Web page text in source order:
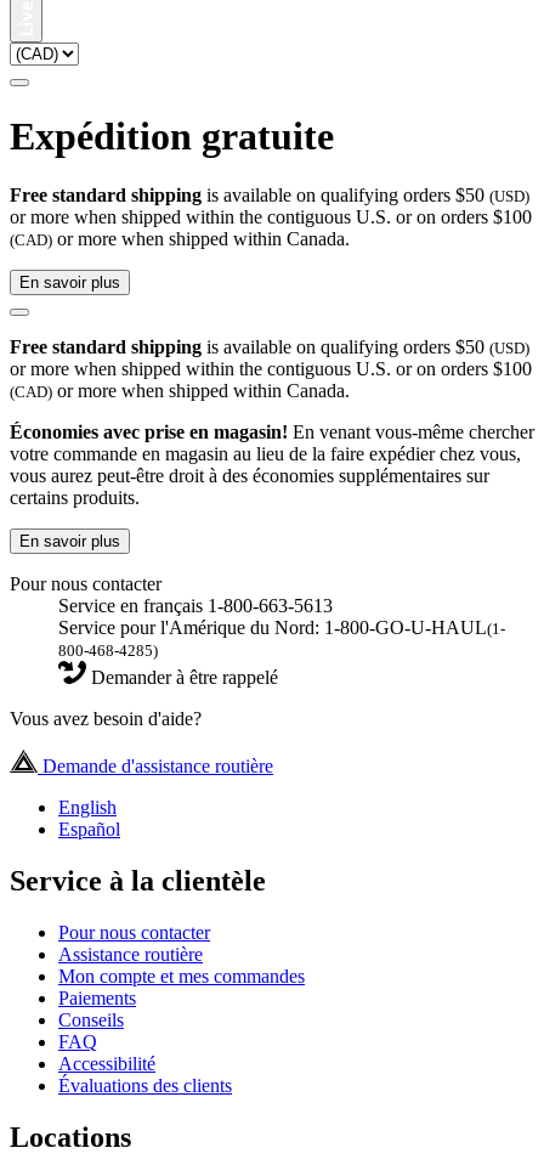
Expédition gratuite
Free standard shipping is available on qualifying orders $50 (USD)
or more when shipped within the contiguous U.S. or on orders $100
(CAD) or more when shipped within Canada.
En savoir plus
Free standard shipping is available on qualifying orders $50 (USD)
or more when shipped within the contiguous U.S. or on orders $100
(CAD) or more when shipped within Canada.
Économies avec prise en magasin! En venant vous-même chercher
votre commande en magasin au lieu de la faire expédier chez vous,
vous aurez peut-être droit à des économies supplémentaires sur
certains produits.
En savoir plus
Pour nous contacter
Service en français 1-800-663-5613
Service pour l'Amérique du Nord: 1-800-GO-U-HAUL(1-
800-468-4285)
Demander à être rappelé
Vous avez besoin d'aide?
Demande d'assistance routière
English
Español
Service à la clientèle
Pour nous contacter
Assistance routière
Mon compte et mes commandes
Paiements
Conseils
FAQ
Accessibilité
Évaluations des clients
Locations